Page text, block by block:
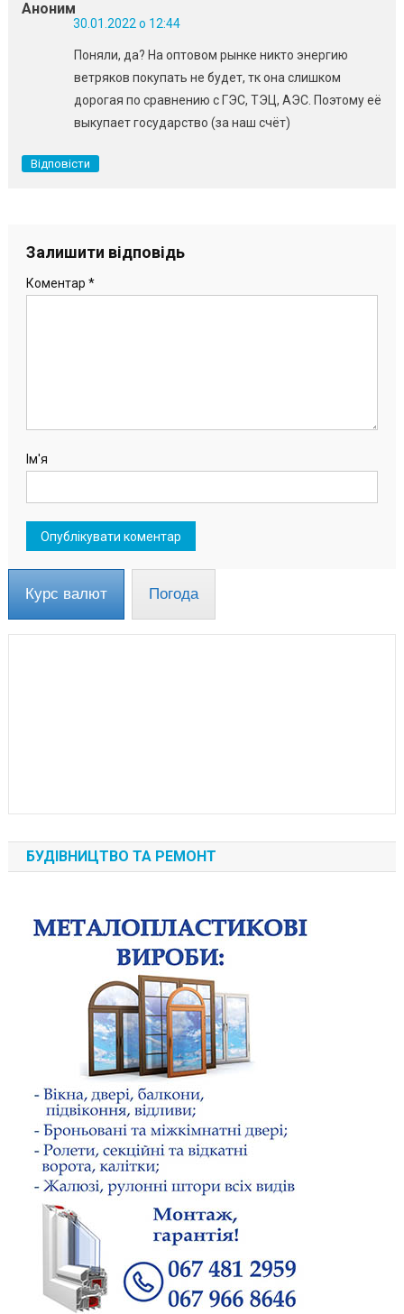
Аноним
30.01.2022 о 12:44
Поняли, да? На оптовом рынке никто энергию
ветряков покупать не будет, тк она слишком
дорогая по сравнению с ГЭС, ТЭЦ, АЭС. Поэтому её
выкупает государство (за наш счёт)
Відповісти
Залишити відповідь
Коментар *
Ім'я
Курс валют Погода
БУДІВНИЦТВО ТА РЕМОНТ